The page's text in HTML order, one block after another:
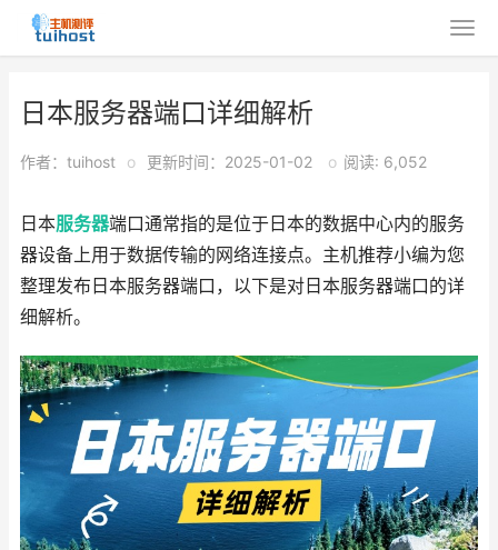
日本服务器端口详细解析
作者：tuihost o 更新时间：2025-01-02 o 阅读: 6,052
日本服务器端口通常指的是位于日本的数据中心内的服务
器设备上用于数据传输的网络连接点。主机推荐小编为您
整理发布日本服务器端口，以下是对日本服务器端口的详
细解析。